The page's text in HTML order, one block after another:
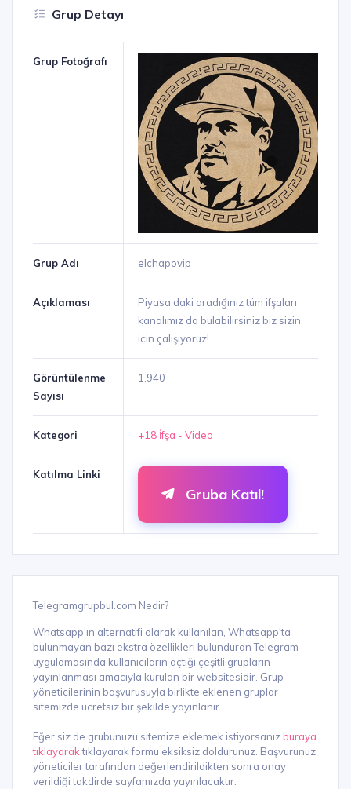
Grup Detayı
Grup Fotoğrafı
Grup Adı elchapovip
Açıklaması
Piyasa daki aradığınız tüm ifşaları
kanalımız da bulabilirsiniz biz sizin
icin çalışıyoruz!
Görüntülenme
Sayısı
1.940
Kategori +18 İfşa - Video
Katılma Linki
Gruba Katıl!
Telegramgrupbul.com Nedir?
Whatsapp'ın alternatifi olarak kullanılan, Whatsapp'ta
bulunmayan bazı ekstra özellikleri bulunduran Telegram
uygulamasında kullanıcıların açtığı çeşitli grupların
yayınlanması amacıyla kurulan bir websitesidir. Grup
yöneticilerinin başvurusuyla birlikte eklenen gruplar
sitemizde ücretsiz bir şekilde yayınlanır.
Eğer siz de grubunuzu sitemize eklemek istiyorsanız buraya
tıklayaraktıklayarak formu eksiksiz doldurunuz. Başvurunuz
yöneticiler tarafından değerlendirildikten sonra onay
verildiği takdirde sayfamızda yayınlacaktır.